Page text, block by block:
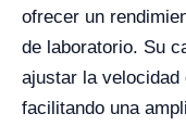
ofrecer un
de laboratorio. Su
ajustar la velocidad
facilitando una